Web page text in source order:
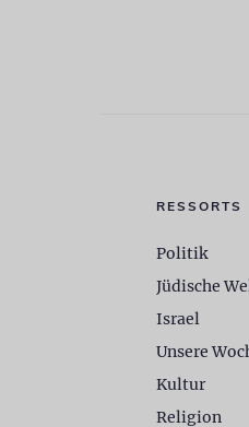
RESSORTS
Politik
Jüdische
Israel
Unsere
Kultur
Religion